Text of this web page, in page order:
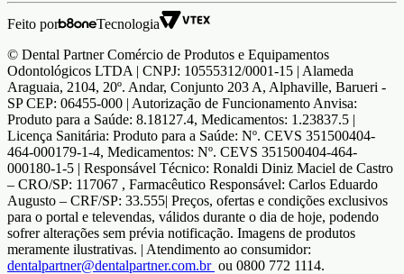
Feito por
Tecnologia
© Dental Partner Comércio de Produtos e Equipamentos
Odontológicos LTDA | CNPJ: 10555312/0001-15 | Alameda
Araguaia, 2104, 20º. Andar, Conjunto 203 A, Alphaville, Barueri -
SP CEP: 06455-000 | Autorização de Funcionamento Anvisa:
Produto para a Saúde: 8.18127.4, Medicamentos: 1.23837.5 |
Licença Sanitária: Produto para a Saúde: Nº. CEVS 351500404-
464-000179-1-4, Medicamentos: Nº. CEVS 351500404-464-
000180-1-5 | Responsável Técnico: Ronaldi Diniz Maciel de Castro
– CRO/SP: 117067 , Farmacêutico Responsável: Carlos Eduardo
Augusto – CRF/SP: 33.555| Preços, ofertas e condições exclusivos
para o portal e televendas, válidos durante o dia de hoje, podendo
sofrer alterações sem prévia notificação. Imagens de produtos
meramente ilustrativas. | Atendimento ao consumidor:
dentalpartner@dentalpartner.com.br ou 0800 772 1114.